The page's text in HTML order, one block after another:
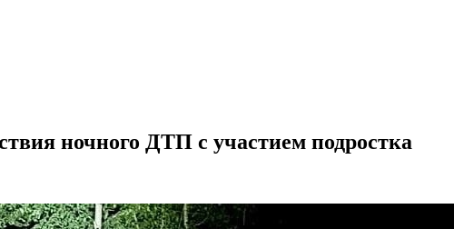
ночного ДТП с участием подростка